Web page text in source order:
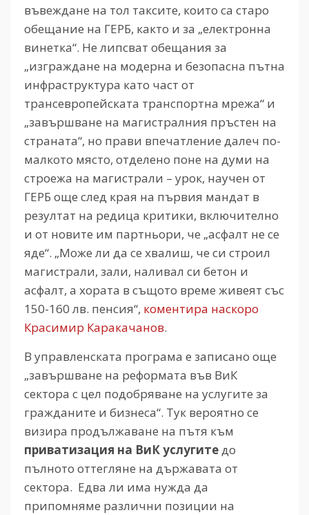
въвеждане на тол таксите, които са старо
обещание на ГЕРБ, както и за „електронна
винетка“. Не липсват обещания за
„изграждане на модерна и безопасна пътна
инфраструктура като част от
трансевропейската транспортна мрежа“ и
„завършване на магистралния пръстен на
страната“, но прави впечатление далеч по-
малкото място, отделено поне на думи на
строежа на магистрали – урок, научен от
ГЕРБ още след края на първия мандат в
резултат на редица критики, включително
и от новите им партньори, че „асфалт не се
яде“. „Може ли да се хвалиш, че си строил
магистрали, зали, наливал си бетон и
асфалт, а хората в същото време живеят със
150-160 лв. пенсия“, коментира наскоро
Красимир Каракачанов.
В управленската програма е записано още
„завършване на реформата във ВиК
сектора с цел подобряване на услугите за
гражданите и бизнеса“. Тук вероятно се
визира продължаване на пътя към
приватизация на ВиК услугитедо
пълното оттегляне на държавата от
сектора. Едва ли има нужда да
припомняме различни позиции на